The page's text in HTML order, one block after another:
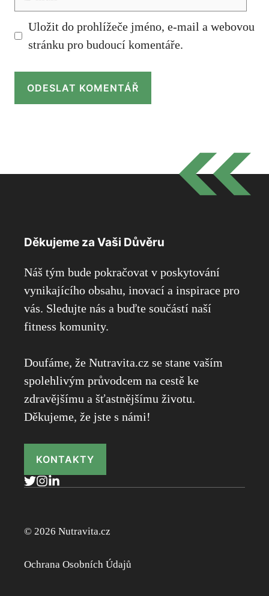
Uložit do prohlížeče jméno, e-mail a webovou
stránku pro budoucí komentáře.
Děkujeme za Vaši Důvěru
Náš tým bude pokračovat v poskytování
vynikajícího obsahu, inovací a inspirace pro
vás. Sledujte nás a buďte součástí naší
fitness komunity.
Doufáme, že Nutravita.cz se stane vaším
spolehlivým průvodcem na cestě ke
zdravějšímu a šťastnějšímu životu.
Děkujeme, že jste s námi!
KONTAKTY
© 2026 Nutravita.cz
Ochrana Osobních Údajů